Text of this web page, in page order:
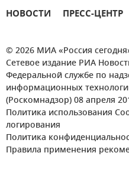
НОВОСТИ ПРЕСС-ЦЕНТР
© 2026 МИА «Россия
Сетевое издание РИА
Федеральной службе по
информационных
(Роскомнадзор) 08 апреля
Политика использования
логирования
Политика
Правила применения